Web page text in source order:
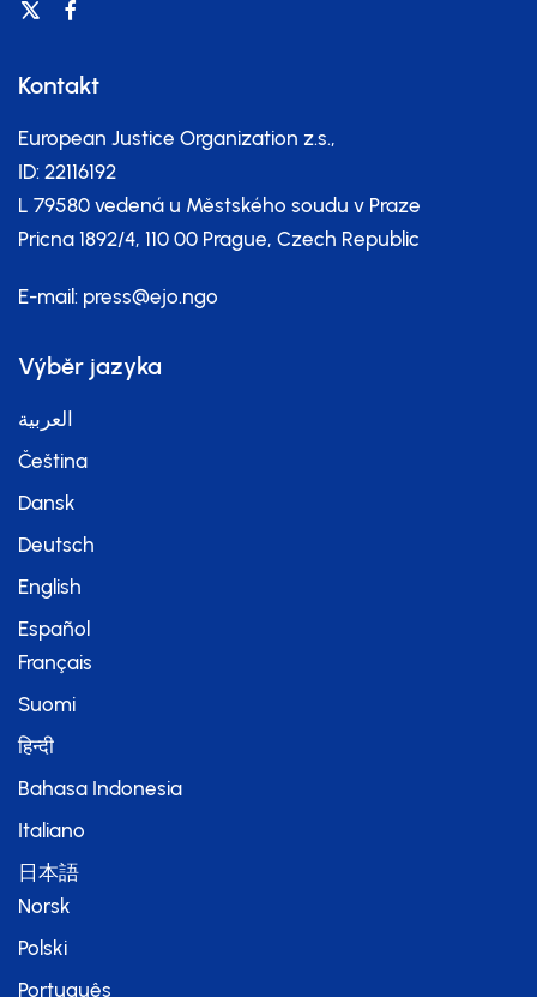
Kontakt
European Justice Organization z.s.,
ID: 22116192
L 79580 vedená u Městského soudu v Praze
Pricna 1892/4, 110 00 Prague, Czech Republic
E-mail: press@ejo.ngo
Výběr jazyka
العربية
Čeština
Dansk
Deutsch
English
Español
Français
Suomi
हिन्दी
Bahasa Indonesia
Italiano
日本語
Norsk
Polski
Português